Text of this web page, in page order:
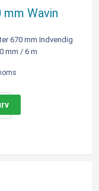
Wavin
670 mm Indvendig
mm / 6 m